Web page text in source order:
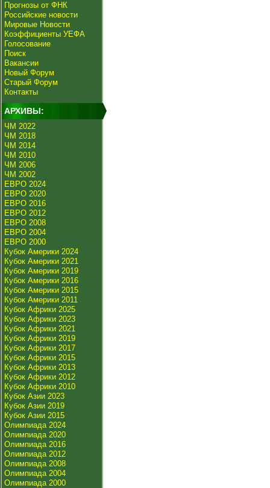
Прогнозы от ФНК
Российские новости
Мировые Новости
Коэффициенты УЕФА
Голосование
Поиск
Вакансии
Новый Форум
Старый Форум
Контакты
АРХИВЫ:
ЧМ 2022
ЧМ 2018
ЧМ 2014
ЧМ 2010
ЧМ 2006
ЧМ 2002
ЕВРО 2024
ЕВРО 2020
ЕВРО 2016
ЕВРО 2012
ЕВРО 2008
ЕВРО 2004
ЕВРО 2000
Кубок Америки 2024
Кубок Америки 2021
Кубок Америки 2019
Кубок Америки 2016
Кубок Америки 2015
Кубок Америки 2011
Кубок Африки 2025
Кубок Африки 2023
Кубок Африки 2021
Кубок Африки 2019
Кубок Африки 2017
Кубок Африки 2015
Кубок Африки 2013
Кубок Африки 2012
Кубок Африки 2010
Кубок Азии 2023
Кубок Азии 2019
Кубок Азии 2015
Олимпиада 2024
Олимпиада 2020
Олимпиада 2016
Олимпиада 2012
Олимпиада 2008
Олимпиада 2004
Олимпиада 2000